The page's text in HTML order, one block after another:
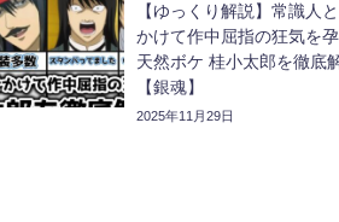
【ゆっくり解説】常識人
かけて作中屈指の狂気を
天然ボケ 桂小太郎を徹底
【銀魂】
2025年11月29日